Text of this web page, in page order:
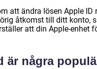
att ändra lösen Apple
åtkomst till ditt konto,
att din Apple-enhet
är några